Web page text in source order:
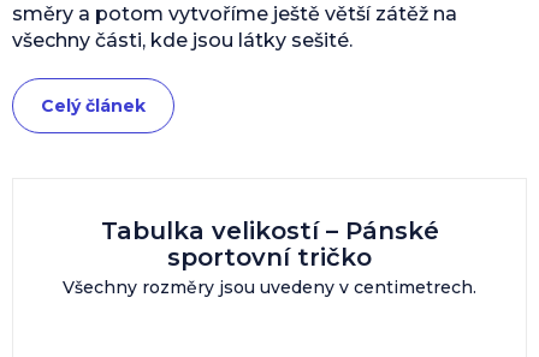
Tabulka velikostí – Pánské
sportovní tričko
Všechny rozměry jsou uvedeny v centimetrech.
směry a potom vytvoříme ještě větší zátěž na
všechny části, kde jsou látky sešité.
Celý článek